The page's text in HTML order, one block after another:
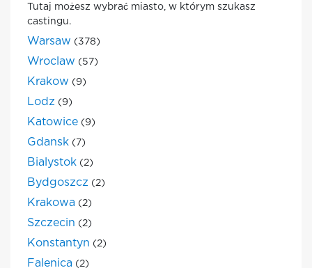
Tutaj możesz wybrać miasto, w którym szukasz
castingu.
Warsaw (378)
Wroclaw (57)
Krakow (9)
Lodz (9)
Katowice (9)
Gdansk (7)
Bialystok (2)
Bydgoszcz (2)
Krakowa (2)
Szczecin (2)
Konstantyn (2)
Falenica (2)